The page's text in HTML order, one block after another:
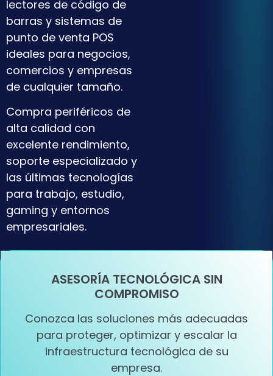
lectores de código de
barras y sistemas de
punto de venta POS
ideales para negocios,
comercios y empresas
de cualquier tamaño.
Compra periféricos de
alta calidad con
excelente rendimiento,
soporte especializado y
las últimas tecnologías
para trabajo, estudio,
gaming y entornos
empresariales.
ASESORÍA TECNOLÓGICA SIN
COMPROMISO
Conozca las soluciones más adecuadas
para proteger, optimizar y escalar la
infraestructura tecnológica de su
empresa.